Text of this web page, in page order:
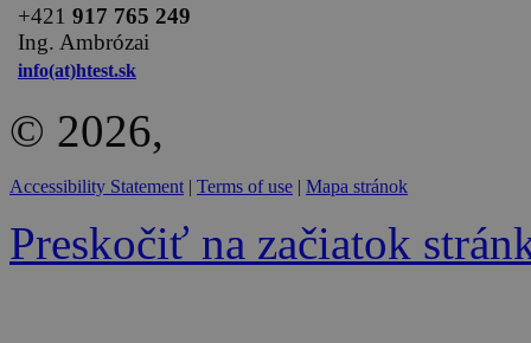
+421 917 765 249
Ing. Ambrózai
info(at)htest.sk
© 2026,
Accessibility Statement | Terms of use | Mapa stránok
Preskočiť na začiatok